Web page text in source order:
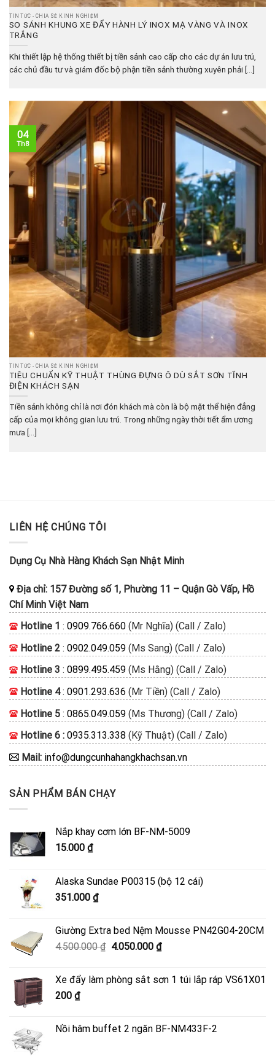
TIN TỨC - CHIA SẺ KINH NGHIỆM
SO SÁNH KHUNG XE ĐẨY HÀNH LÝ INOX MẠ VÀNG VÀ INOX
TRẮNG
Khi thiết lập hệ thống thiết bị tiền sảnh cao cấp cho các dự án lưu trú,
các chủ đầu tư và giám đốc bộ phận tiền sảnh thường xuyên phải [...]
TIN TỨC - CHIA SẺ KINH NGHIỆM
TIÊU CHUẨN KỸ THUẬT THÙNG ĐỰNG Ô DÙ SẮT SƠN TĨNH
ĐIỆN KHÁCH SẠN
Tiền sảnh không chỉ là nơi đón khách mà còn là bộ mặt thể hiện đẳng
cấp của mọi không gian lưu trú. Trong những ngày thời tiết ẩm ương
mưa [...]
04
Th8
LIÊN HỆ CHÚNG TÔI
Dụng Cụ Nhà Hàng Khách Sạn Nhật Minh
Địa chỉ: 157 Đường số 1, Phường 11 – Quận Gò Vấp, Hồ
Chí Minh Việt Nam
Hotline 1 : 0909.766.660 (Mr Nghĩa) (Call / Zalo)
Hotline 2 : 0902.049.059 (Ms Sang) (Call / Zalo)
Hotline 3 : 0899.495.459 (Ms Hằng) (Call / Zalo)
Hotline 4: 0901.293.636 (Mr Tiền) (Call / Zalo)
Hotline 5 : 0865.049.059 (Ms Thương) (Call / Zalo)
Hotline 6 : 0935.313.338 (Kỹ Thuật) (Call / Zalo)
Mail: info@dungcunhahangkhachsan.vn
SẢN PHẨM BÁN CHẠY
Nắp khay cơm lớn BF-NM-5009
15.000 ₫
Alaska Sundae P00315 (bộ 12 cái)
351.000 ₫
Giường Extra bed Nệm Mousse PN42G04-20CM
4.500.000₫ Giá
4.500.000 ₫.
4.050.000 ₫Giá
là:
Xe đẩy làm phòng sắt sơn 1 túi lắp ráp VS61X01
200 ₫
Nồi hâm buffet 2 ngăn BF-NM433F-2